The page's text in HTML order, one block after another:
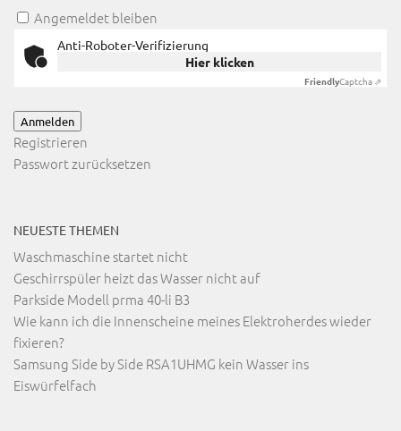
Angemeldet bleiben
Anti-Roboter-Verifizierung
Hier klicken
FriendlyCaptcha ⇗
Anmelden
Registrieren
Passwort zurücksetzen
NEUESTE THEMEN
Waschmaschine startet nicht
Geschirrspüler heizt das Wasser nicht auf
Parkside Modell prma 40-li B3
Wie kann ich die Innenscheine meines Elektroherdes wieder
fixieren?
Samsung Side by Side RSA1UHMG kein Wasser ins
Eiswürfelfach